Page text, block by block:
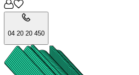
04 20 20 450